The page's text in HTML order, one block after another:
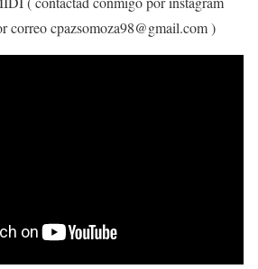
correo cpazsomoza98@gmail.com )